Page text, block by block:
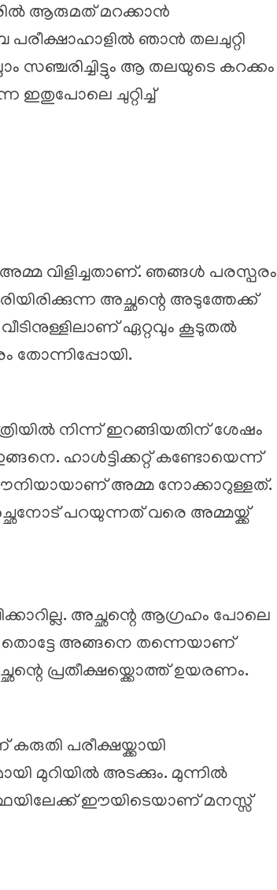
ആരുമത് മറക്കാൻ
പരീക്ഷാഹാളിൽ ഞാൻ തലചുറ്റി
ആ തലയുടെ കറക്കം
ഇതുപോലെ ചുറ്റിച്ച്
വിളിച്ചതാണ്. ഞങ്ങൾ പരസ്പരം
അച്ഛന്റെ അടുത്തേക്ക്
വീടിനുള്ളിലാണ് ഏറ്റവും കൂടുതൽ
തോന്നിപ്പോയി.
നിന്ന് ഇറങ്ങിയതിന് ശേഷം
ഹാൾട്ടിക്കറ്റ് കണ്ടോയെന്ന്
അമ്മ നോക്കാറുള്ളത്.
പറയുന്നത് വരെ അമ്മയ്ക്ക്
അച്ഛന്റെ ആഗ്രഹം പോലെ
തൊട്ടേ അങ്ങനെ തന്നെയാണ്
പ്രതീക്ഷയ്ക്കൊത്ത് ഉയരണം.
കരുതി പരീക്ഷയ്ക്കായി
മുറിയിൽ അടക്കും. മുന്നിൽ
ഈയിടെയാണ് മനസ്സ്